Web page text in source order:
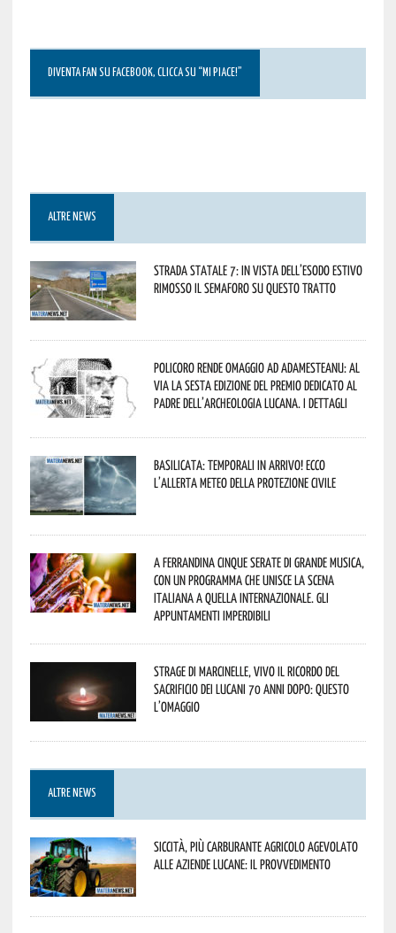
DIVENTA FAN SU FACEBOOK, CLICCA SU “MI PIACE!”
ALTRE NEWS
Strada statale 7: in vista dell’esodo estivo
rimosso il semaforo su questo tratto
Policoro rende omaggio ad Adamesteanu: al
via la sesta edizione del Premio dedicato al
padre dell’archeologia lucana. I dettagli
Basilicata: temporali in arrivo! Ecco
l’allerta meteo della Protezione civile
A Ferrandina cinque serate di grande musica,
con un programma che unisce la scena
italiana a quella internazionale. Gli
appuntamenti imperdibili
Strage di Marcinelle, vivo il ricordo del
sacrificio dei lucani 70 anni dopo: questo
l’omaggio
ALTRE NEWS
Siccità, più carburante agricolo agevolato
alle aziende lucane: il provvedimento